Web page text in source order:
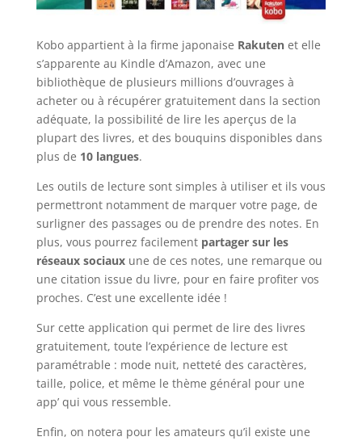
Kobo appartient à la firme japonaise Rakutenet elle
s’apparente au Kindle d’Amazon, avec une
bibliothèque de plusieurs millions d’ouvrages à
acheter ou à récupérer gratuitement dans la section
adéquate, la possibilité de lire les aperçus de la
plupart des livres, et des bouquins disponibles dans
plus de 10 langues.
Les outils de lecture sont simples à utiliser et ils vous
permettront notamment de marquer votre page, de
surligner des passages ou de prendre des notes. En
plus, vous pourrez facilement partager sur les
réseaux sociauxune de ces notes, une remarque ou
une citation issue du livre, pour en faire profiter vos
proches. C’est une excellente idée !
Sur cette application qui permet de lire des livres
gratuitement, toute l’expérience de lecture est
paramétrable : mode nuit, netteté des caractères,
taille, police, et même le thème général pour une
app’ qui vous ressemble.
Enfin, on notera pour les amateurs qu’il existe une